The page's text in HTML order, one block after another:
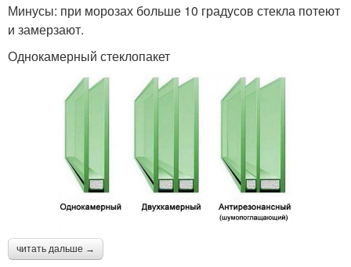
Минусы: при морозах больше 10 градусов стекла потеют
и замерзают.
Однокамерный стеклопакет
читать дальше →